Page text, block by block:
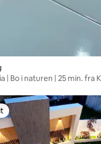
| Bo i naturen | 25 min. fra